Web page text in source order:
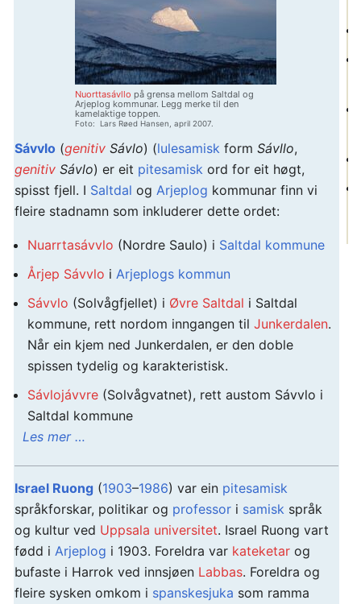
Nuorttasávllo på grensa mellom Saltdal og
Arjeplog kommunar. Legg merke til den
kamelaktige toppen.
Foto: Lars Røed Hansen, april 2007.
Sávvlo (genitiv Sávlo) (lulesamisk form Sávllo,
genitiv Sávlo) er eit pitesamisk ord for eit høgt,
spisst fjell. I Saltdal og Arjeplog kommunar finn vi
fleire stadnamn som inkluderer dette ordet:
Nuarrtasávvlo (Nordre Saulo) i Saltdal kommune
Årjep Sávvlo i Arjeplogs kommun
Sávvlo (Solvågfjellet) i Øvre Saltdal i Saltdal
kommune, rett nordom inngangen til Junkerdalen.
Når ein kjem ned Junkerdalen, er den doble
spissen tydelig og karakteristisk.
Sávlojávvre (Solvågvatnet), rett austom Sávvlo i
Saltdal kommune
Les mer …
Israel Ruong (1903–1986) var ein pitesamisk
språkforskar, politikar og professor i samisk språk
og kultur ved Uppsala universitet. Israel Ruong vart
fødd i Arjeplog i 1903. Foreldra var kateketar og
bufaste i Harrok ved innsjøen Labbas. Foreldra og
fleire sysken omkom i spanskesjuka som ramma